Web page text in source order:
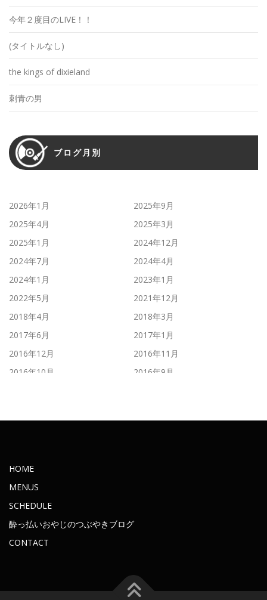
今年２度目のLIVE！！
(タイトルなし)
the kings of dixieland
刺青の男
ブログ月別
2026年1月
2025年9月
2025年4月
2025年3月
2025年1月
2024年12月
2024年7月
2024年4月
2024年1月
2023年1月
2022年5月
2021年12月
2018年4月
2018年3月
2017年6月
2017年1月
2016年12月
2016年11月
2016年10月
2016年9月
2015年11月
2015年9月
2015年7月
2015年5月
2015年4月
2015年3月
2014年10月
2014年9月
2014年7月
HOME
MENUS
SCHEDULE
酔っ払いおやじのつぶやきブログ
CONTACT